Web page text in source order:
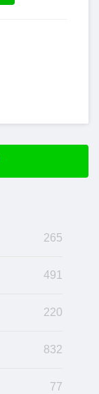
265
491
220
832
77